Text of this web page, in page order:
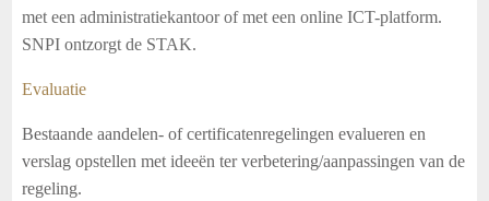
met een administratiekantoor of met een online ICT-platform.
SNPI ontzorgt de STAK.
Evaluatie
Bestaande aandelen- of certificatenregelingen evalueren en
verslag opstellen met ideeën ter verbetering/aanpassingen van de
regeling.